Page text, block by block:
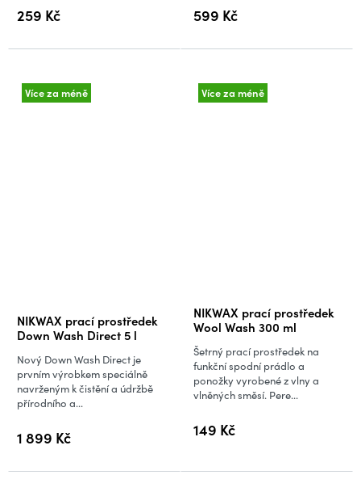
5
259 Kč
5
599 Kč
Více za méně
NIKWAX prací prostředek
Down Wash Direct 5 l
1 899 Kč
Nový Down Wash Direct je
prvním výrobkem speciálně
navrženým k čistění a údržbě
přírodního a...
Více za méně
NIKWAX prací prostředek
Wool Wash 300 ml
Průměrné
hodnocení
produktu
je
5,0
5
149 Kč
Šetrný prací prostředek na
funkční spodní prádlo a
ponožky vyrobené z vlny a
vlněných směsí. Pere...